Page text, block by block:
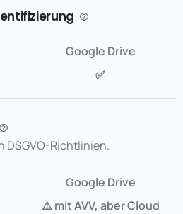
✅
DSGVO-Richtlinien.
⚠️ mit AVV, aber Cloud